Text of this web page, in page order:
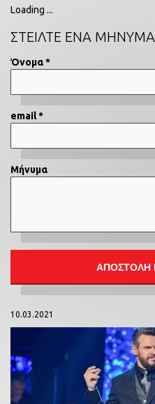
10.03.2021
Loading ...
ΣΤΕΙΛΤΕ ΕΝΑ ΜΗΝΥΜΑ
Όνομα *
email *
Μήνυμα